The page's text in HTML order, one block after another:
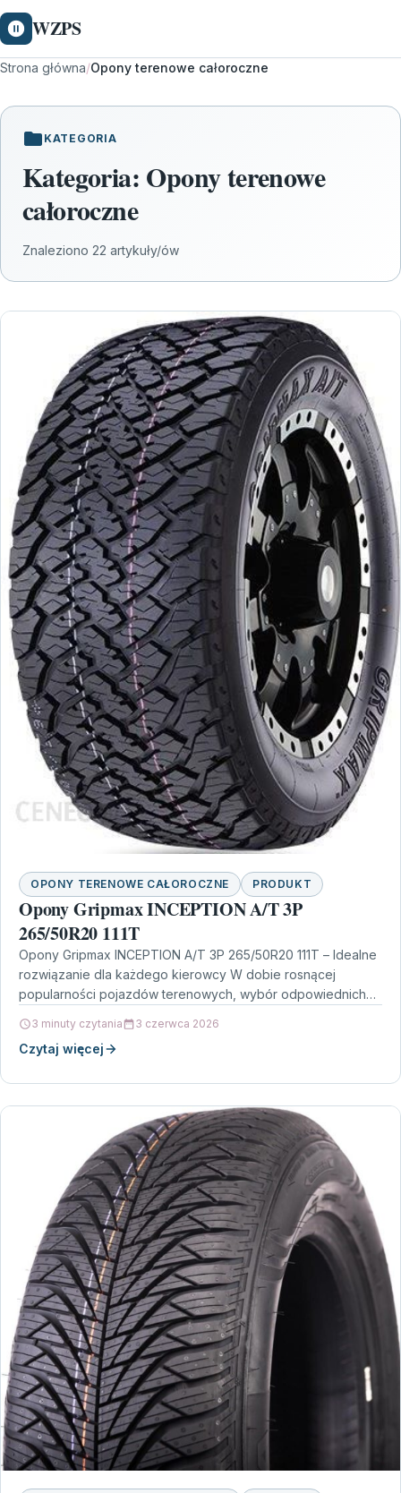
WZPS
Strona główna/Opony terenowe całoroczne
KATEGORIA
Kategoria: Opony terenowe
całoroczne
Znaleziono 22 artykuły/ów
OPONY TERENOWE CAŁOROCZNE PRODUKT
Opony Gripmax INCEPTION A/T 3P
265/50R20 111T
Opony Gripmax INCEPTION A/T 3P 265/50R20 111T – Idealne
rozwiązanie dla każdego kierowcy W dobie rosnącej
popularności pojazdów terenowych, wybór odpowiednich
3 minuty czytania 3 czerwca 2026
Czytaj więcej